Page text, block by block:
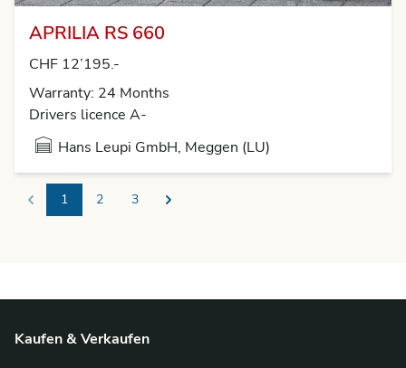
APRILIA RS 660
CHF 12’195.-
Warranty: 24 Months
Drivers licence A-
Hans Leupi GmbH, Meggen (LU)
Previous
1 2 3 Next
Kaufen & Verkaufen